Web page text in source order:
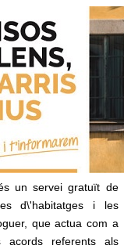
un servei gratuït de
d\'habitatges i les
que actua com a
acords referents als